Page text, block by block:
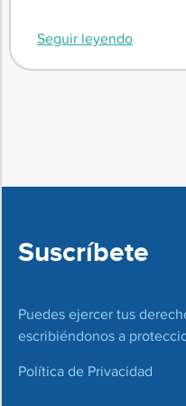
Seguir leyendo
Suscríbete
Puedes ejercer tus
escribiéndonos a
Política de Privacidad